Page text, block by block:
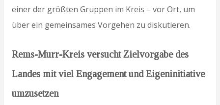
einer der größten Gruppen im Kreis – vor Ort, um
über ein gemeinsames Vorgehen zu diskutieren.
Rems-Murr-Kreis versucht Zielvorgabe des
Landes mit viel Engagement und Eigeninitiative
umzusetzen